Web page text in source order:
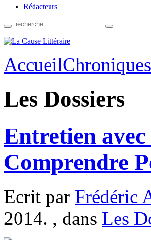
Rédacteurs
AccueilChroniques
Les Dossiers
Entretien
Comprendre
Ecrit par Frédéric
2014. , dans Les